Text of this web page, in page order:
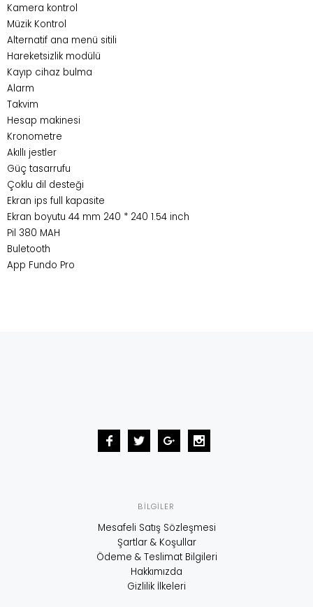
Kamera kontrol
Müzik Kontrol
Alternatif ana menü sitili
Hareketsizlik modülü
Kayıp cihaz bulma
Alarm
Takvim
Hesap makinesi
Kronometre
Akıllı jestler
Güç tasarrufu
Çoklu dil desteği
Ekran ips full kapasite
Ekran boyutu 44 mm 240 * 240 1.54 inch
Pil 380 MAH
Buletooth
App Fundo Pro
BILGILER
Mesafeli Satış Sözleşmesi
Şartlar & Koşullar
Ödeme & Teslimat Bilgileri
Hakkımızda
Gizlilik İlkeleri